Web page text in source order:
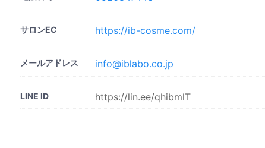
サロンEC https://ib-cosme.com/
メールアドレス info@iblabo.co.jp
LINE ID https://lin.ee/qhibmlT